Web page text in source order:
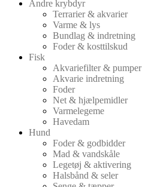
Andre krybdyr
Terrarier & akvarier
Varme & lys
Bundlag & indretning
Foder & kosttilskud
Fisk
Akvariefilter & pumper
Akvarie indretning
Foder
Net & hjælpemidler
Varmelegeme
Havedam
Hund
Foder & godbidder
Mad & vandskåle
Legetøj & aktivering
Halsbånd & seler